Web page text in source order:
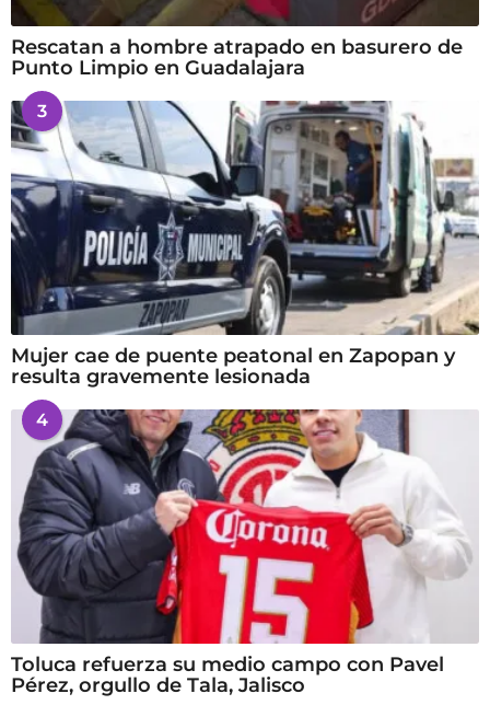
Rescatan a hombre atrapado en basurero de
Punto Limpio en Guadalajara
3
Mujer cae de puente peatonal en Zapopan y
resulta gravemente lesionada
4
Toluca refuerza su medio campo con Pavel
Pérez, orgullo de Tala, Jalisco